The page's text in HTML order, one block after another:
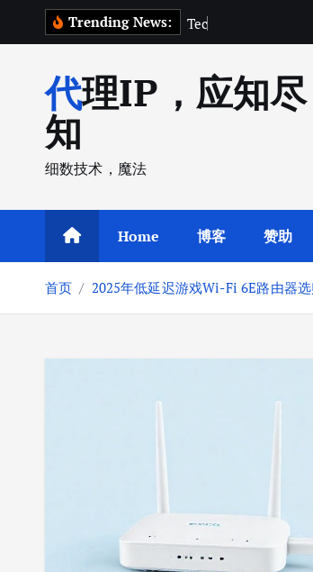
Trending News: Tec
代理IP，应知尽
知
细数技术，魔法
Home 博客 赞助
首页 2025年低延迟游戏Wi-Fi 6E路由器